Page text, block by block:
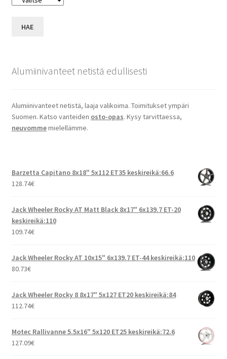
HAE
Alumiinivanteet netistä edullisesti
Alumiinivanteet netistä, laaja valikoima. Toimitukset ympäri
Suomen. Katso vanteiden osto-opas. Kysy tarvittaessa,
neuvommemielellämme.
Barzetta Capitano 8x18" 5x112 ET35 keskireikä:66.6
128.74€
Jack Wheeler Rocky AT Matt Black 8x17" 6x139.7 ET-20
keskireikä:110
109.74€
Jack Wheeler Rocky AT 10x15" 6x139.7 ET-44 keskireikä:110
80.73€
Jack Wheeler Rocky 8 8x17" 5x127 ET20 keskireikä:84
112.74€
Motec Rallivanne 5.5x16" 5x120 ET25 keskireikä:72.6
127.09€